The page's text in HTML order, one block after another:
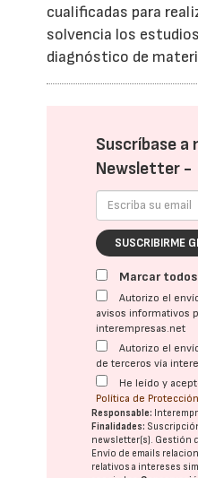
cualificadas para
solvencia los
diagnóstico de
Suscríbase a
Newsletter -
SUSCRIBIRME
Marcar todos
Autorizo el
avisos informativos
interempresas.net
Autorizo el
de terceros vía
He leído y
Política de
Responsable:
Finalidades:
newsletter(s). Gestión
Envío de emails
relativos a intereses